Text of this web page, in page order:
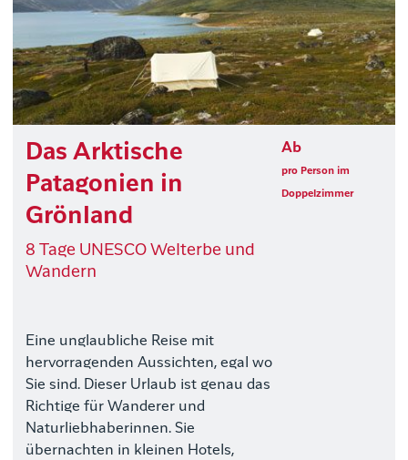
Das Arktische
Patagonien in
Grönland
8 Tage UNESCO Welterbe und
Wandern
Eine unglaubliche Reise mit
hervorragenden Aussichten, egal wo
Sie sind. Dieser Urlaub ist genau das
Richtige für Wanderer und
Naturliebhaberinnen. Sie
übernachten in kleinen Hotels,
Ab
pro Person im
Doppelzimmer